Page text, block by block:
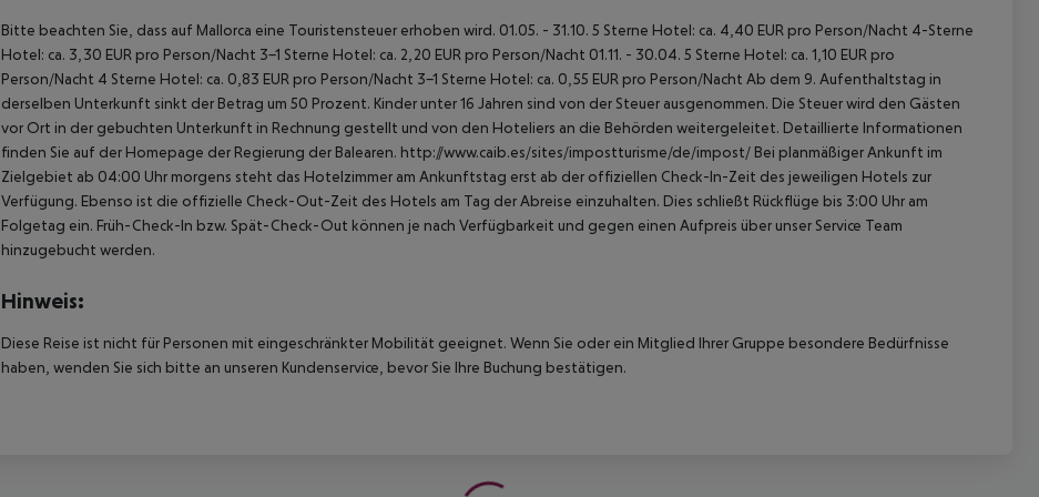
Bitte beachten Sie, dass auf Mallorca eine Touristensteuer erhoben wird. 01.05. - 31.10. 5 Sterne Hotel: ca. 4,40 EUR pro Person/Nacht 4-Sterne
Hotel: ca. 3,30 EUR pro Person/Nacht 3-1 Sterne Hotel: ca. 2,20 EUR pro Person/Nacht 01.11. - 30.04. 5 Sterne Hotel: ca. 1,10 EUR pro
Person/Nacht 4 Sterne Hotel: ca. 0,83 EUR pro Person/Nacht 3-1 Sterne Hotel: ca. 0,55 EUR pro Person/Nacht Ab dem 9. Aufenthaltstag in
derselben Unterkunft sinkt der Betrag um 50 Prozent. Kinder unter 16 Jahren sind von der Steuer ausgenommen. Die Steuer wird den Gästen
vor Ort in der gebuchten Unterkunft in Rechnung gestellt und von den Hoteliers an die Behörden weitergeleitet. Detaillierte Informationen
finden Sie auf der Homepage der Regierung der Balearen. http://www.caib.es/sites/impostturisme/de/impost/ Bei planmäßiger Ankunft im
Zielgebiet ab 04:00 Uhr morgens steht das Hotelzimmer am Ankunftstag erst ab der offiziellen Check-In-Zeit des jeweiligen Hotels zur
Verfügung. Ebenso ist die offizielle Check-Out-Zeit des Hotels am Tag der Abreise einzuhalten. Dies schließt Rückflüge bis 3:00 Uhr am
Folgetag ein. Früh-Check-In bzw. Spät-Check-Out können je nach Verfügbarkeit und gegen einen Aufpreis über unser Service Team
hinzugebucht werden.
Hinweis:
Diese Reise ist nicht für Personen mit eingeschränkter Mobilität geeignet. Wenn Sie oder ein Mitglied Ihrer Gruppe besondere Bedürfnisse
haben, wenden Sie sich bitte an unseren Kundenservice, bevor Sie Ihre Buchung bestätigen.